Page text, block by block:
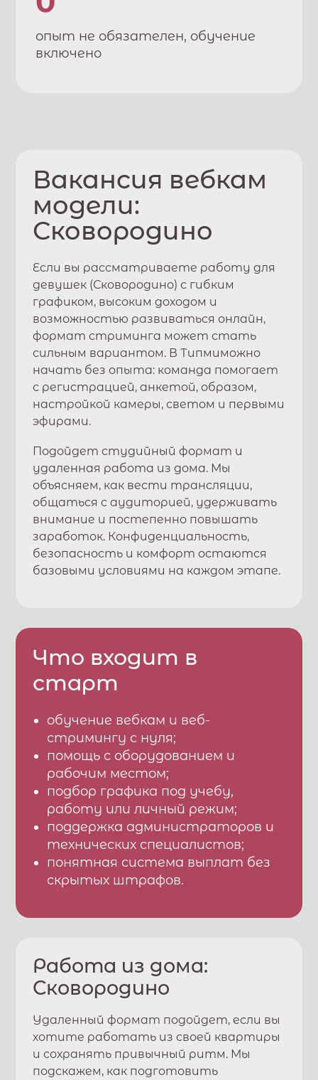
опыт не обязателен, обучение
включено
Вакансия вебкам
модели:
Сковородино
Если вы рассматриваете работу для
девушек (Сковородино) с гибким
графиком, высоким доходом и
возможностью развиваться онлайн,
формат стриминга может стать
сильным вариантом. ВТипмиможно
начать без опыта: команда помогает
с регистрацией, анкетой, образом,
настройкой камеры, светом и первыми
эфирами.
Подойдет студийный формат и
удаленная работа из дома. Мы
объясняем, как вести трансляции,
общаться с аудиторией, удерживать
внимание и постепенно повышать
заработок. Конфиденциальность,
безопасность и комфорт остаются
базовыми условиями на каждом этапе.
Что входит в
старт
обучение вебкам и веб-
стримингу с нуля;
помощь с оборудованием и
рабочим местом;
подбор графика под учебу,
работу или личный режим;
поддержка администраторов и
технических специалистов;
понятная система выплат без
скрытых штрафов.
Работа из дома:
Сковородино
Удаленный формат подойдет, если вы
хотите работать из своей квартиры
и сохранять привычный ритм. Мы
подскажем, как подготовить